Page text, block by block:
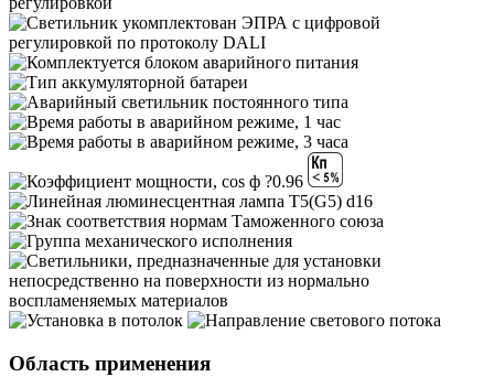
Область применения